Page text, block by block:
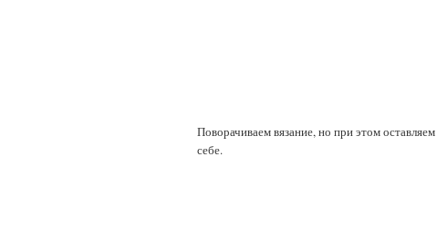
Поворачиваем вязание, но при этом
себе.